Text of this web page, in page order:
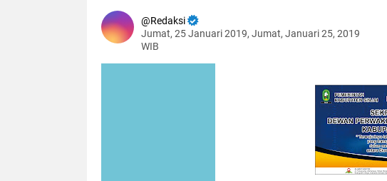
Redaksi
Jumat, 25 Januari 2019, Jumat, Januari 25, 2019
WIB